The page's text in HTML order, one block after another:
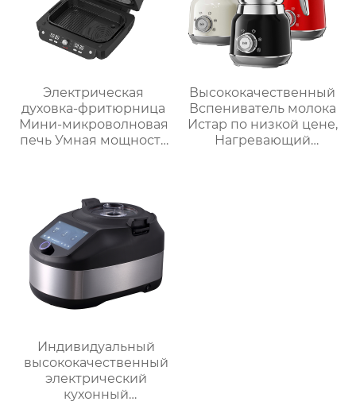
Электрическая
духовка-фритюрница
Мини-микроволновая
печь Умная мощность
цифровым ЖК-
дисплеем объемом 6
литров двойной
Высококачественный
Вспениватель молока
Истар по низкой цене,
Нагревающий
Индивидуальный
высококачественный
электрический
кухонный